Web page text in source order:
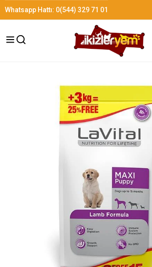
Whatsapp Hattı: 0(544) 329 71 01